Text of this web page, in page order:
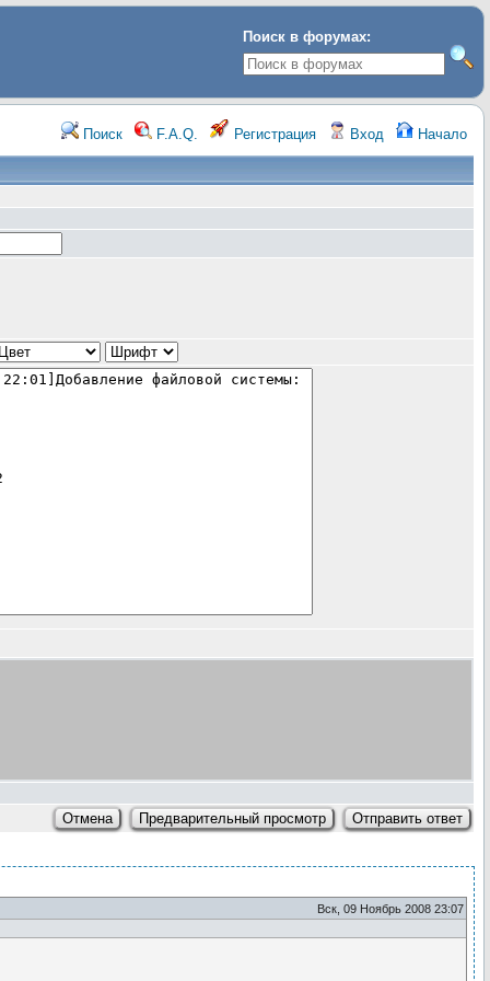
Поиск в форумах:
Поиск F.A.Q. Регистрация Вход Начало
Вск, 09 Ноябрь 2008 23:07